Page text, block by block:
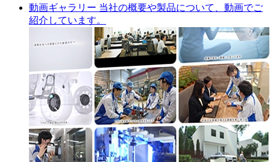
動画ギャラリー 当社の概要や製品について、動画でご
紹介しています。